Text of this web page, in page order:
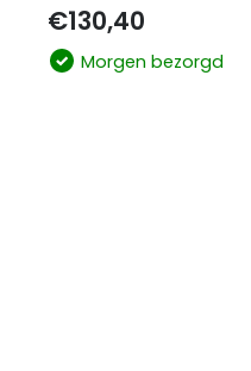
€130,40
Morgen bezorgd